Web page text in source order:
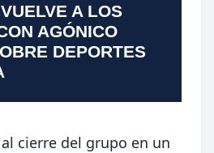
A LOS
AGÓNICO
DEPORTES
cierre del grupo en un